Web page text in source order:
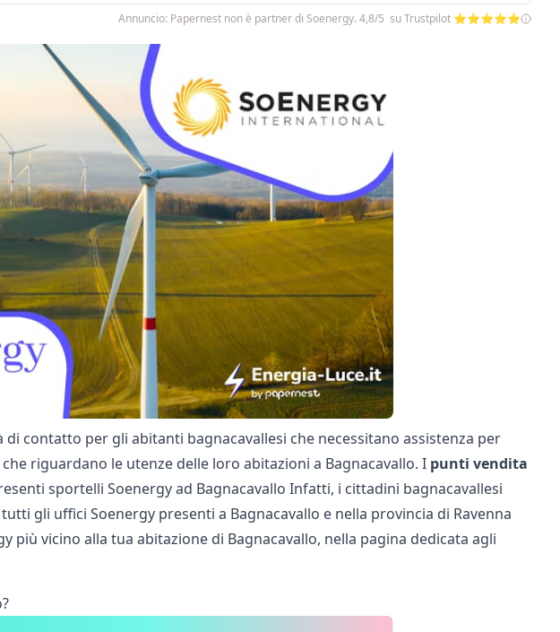
Annuncio: Papernest non è partner di Soenergy. 4,8/5 su Trustpilot ⭐⭐⭐⭐⭐
contatto per gli abitanti bagnacavallesi che necessitano assistenza per
riguardano le utenze delle loro abitazioni a Bagnacavallo. I punti vendita
sportelli Soenergy ad Bagnacavallo Infatti, i cittadini bagnacavallesi
gli uffici Soenergy presenti a Bagnacavallo e nella provincia di Ravenna
più vicino alla tua abitazione di Bagnacavallo, nella pagina dedicata agli